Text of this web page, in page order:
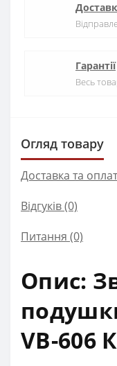
Гарантії
Весь
Огляд товару
Доставка та
Відгуків (0)
Питання (0)
Опис:
VB-606